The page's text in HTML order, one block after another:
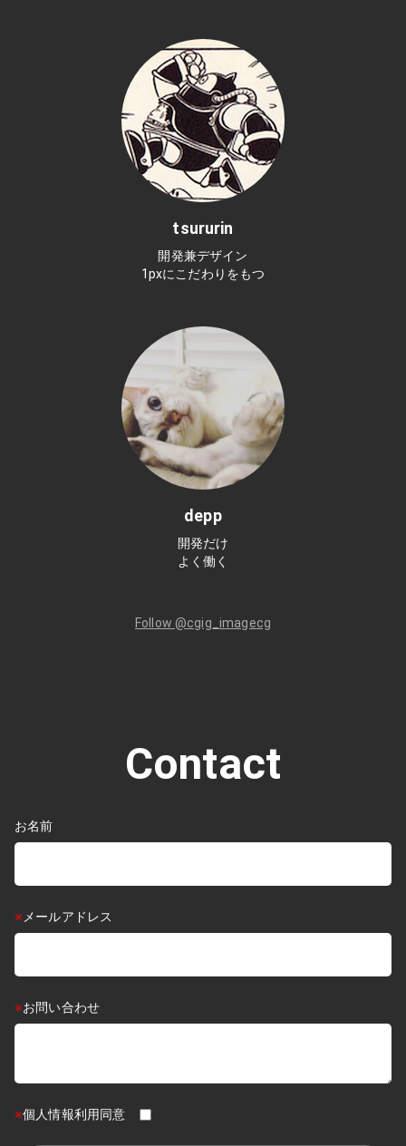
tsururin
開発兼デザイン
1pxにこだわりをもつ
depp
開発だけ
よく働く
Follow @cgig_imagecg
Contact
お名前
※ メールアドレス
※お問い合わせ
※個人情報利用同意